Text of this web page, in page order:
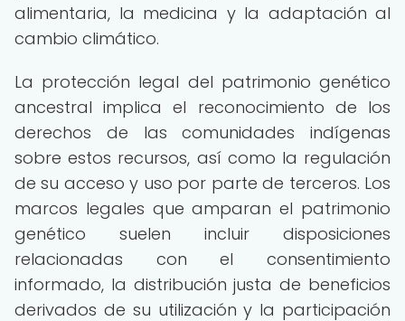
alimentaria, la medicina y la adaptación al
cambio climático.
La protección legal del patrimonio genético
ancestral implica el reconocimiento de los
derechos de las comunidades indígenas
sobre estos recursos, así como la regulación
de su acceso y uso por parte de terceros. Los
marcos legales que amparan el patrimonio
genético suelen incluir disposiciones
relacionadas con el consentimiento
informado, la distribución justa de beneficios
derivados de su utilización y la participación